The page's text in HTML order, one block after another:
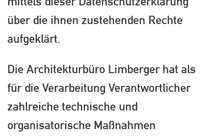
über die ihnen zustehenden Rechte
aufgeklärt.
Die Architekturbüro Limberger hat als
für die Verarbeitung Verantwortlicher
zahlreiche technische und
organisatorische Maßnahmen